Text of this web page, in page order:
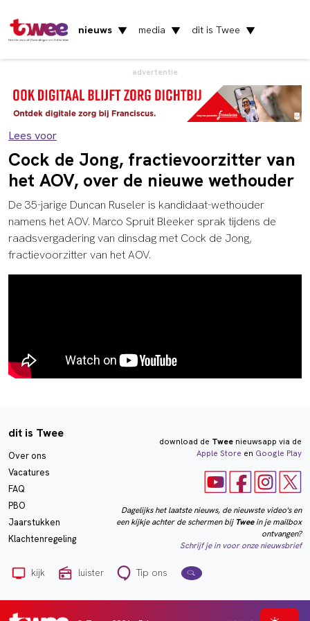
Het nieuws uit Vlaardingen en Schiedam
nieuws ▼ media ▼ dit is Twee ▼
advertentie
Lees voor
Cock de Jong, fractievoorzitter van
het AOV, over de nieuwe wethouder
De 35-jarige Duncan Ruseler is kandidaat-wethouder
namens het AOV. Marco Spruit Bleeker sprak tijdens de
raadsvergadering van dinsdag met Cock de Jong,
fractievoorzitter van het AOV.
dit is Twee
Over ons
Vacatures
FAQ
PBO
Jaarstukken
Klachtenregeling
download de Tweenieuwsapp via de
Apple Store en Google Play
Dagelijks het laatste nieuws, de nieuwste video's en
een kijkje achter de schermen bij Tweein je mailbox
ontvangen?
Schrijf je in voor onze nieuwsbrief
kijk luister Tip ons